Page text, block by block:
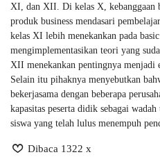
XI, dan XII. Di kelas X, kebanggaan
produk business mendasari
kelas XI lebih menekankan pada
mengimplementasikan teori yang
XII menekankan pentingnya menjadi
Selain itu pihaknya menyebutkan
bekerjasama dengan beberapa
kapasitas peserta didik sebagai
siswa yang telah lulus menempuh
Dibaca 1322 x